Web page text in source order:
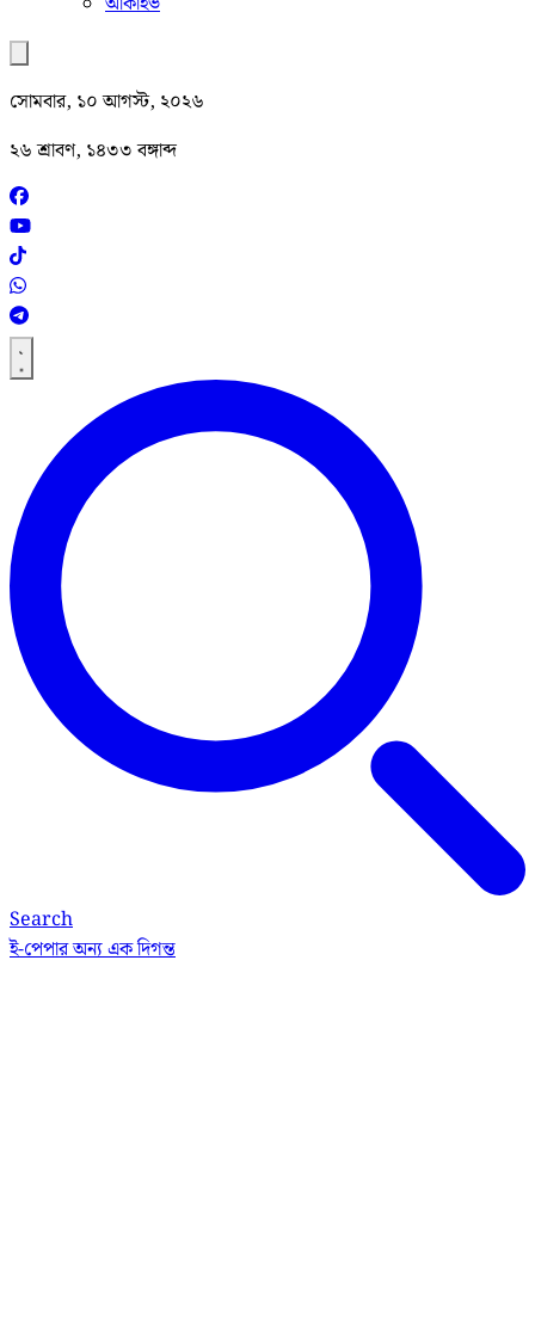
সোমবার, ১০ আগস্ট, ২০২৬
২৬ শ্রাবণ, ১৪৩৩ বঙ্গাব্দ
Search
ই-পেপারঅন্য এক দিগন্ত